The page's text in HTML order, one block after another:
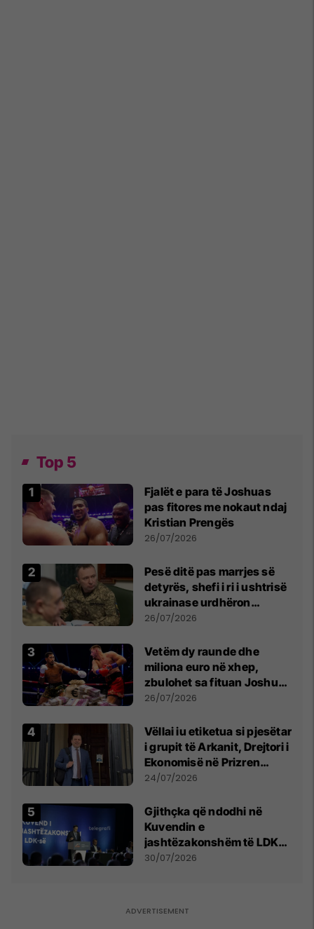
Top 5
Fjalët e para të Joshuas
pas fitores me nokaut ndaj
Kristian Prengës
26/07/2026
Pesë ditë pas marrjes së
detyrës, shefi i ri i ushtrisë
ukrainase urdhëron
kontroll të madh
26/07/2026
Vetëm dy raunde dhe
miliona euro në xhep,
zbulohet sa fituan Joshua
e Prenga
26/07/2026
Vëllai iu etiketua si pjesëtar
i grupit të Arkanit, Drejtori i
Ekonomisë në Prizren
mohon pretendimet
24/07/2026
Gjithçka që ndodhi në
Kuvendin e
jashtëzakonshëm të LDK-
së
30/07/2026